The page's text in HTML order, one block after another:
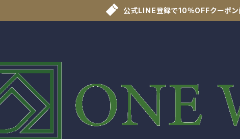
公式LINE登録で10％OFFクーポン